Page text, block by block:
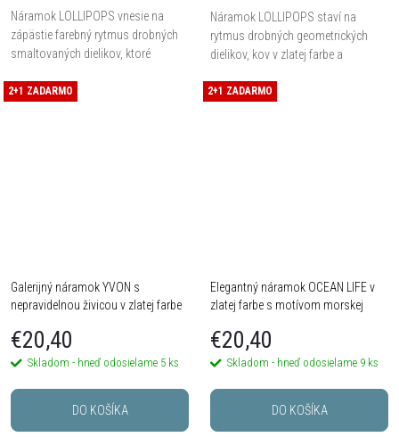
Náramok LOLLIPOPS vnesie na
zápästie farebný rytmus drobných
smaltovaných dielikov, ktoré
tóny. Je vyrobený z
Náramok LOLLIPOPS staví na
rytmus drobných geometrických
dielikov, kov v zlatej farbe a
krémových a hnedých tónoch. Má
2+1 ZADARMO
Galerijný náramok YVON s
nepravidelnou živicou v zlatej farbe
€20,40
Skladom - hneď odosielame 5 ks
DO KOŠÍKA
2+1 ZADARMO
Elegantný náramok OCEAN LIFE v
zlatej farbe s motívom morskej
€20,40
Skladom - hneď odosielame 9 ks
DO KOŠÍKA